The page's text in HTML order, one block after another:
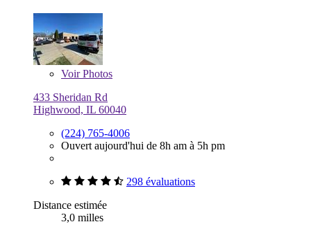
VoirPhotos
433 Sheridan Rd
Highwood, IL 60040
(224) 765-4006
Ouvert aujourd'hui de 8h am à 5h pm
298 évaluations
Distance estimée
3,0 milles